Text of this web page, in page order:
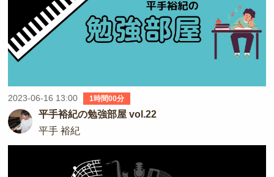
2023-06-16 13:00 1時間00分
平手裕紀の勉強部屋 vol.22
平手 裕紀